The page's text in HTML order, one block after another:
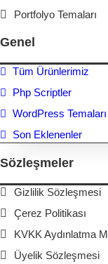
Portfolyo Temaları
Genel
Tüm Ürünlerimiz
Php Scriptler
WordPress Temaları
Son Eklenenler
Sözleşmeler
Gizlilik Sözleşmesi
Çerez Politikası
KVKK Aydınlatma
Üyelik Sözleşmesi